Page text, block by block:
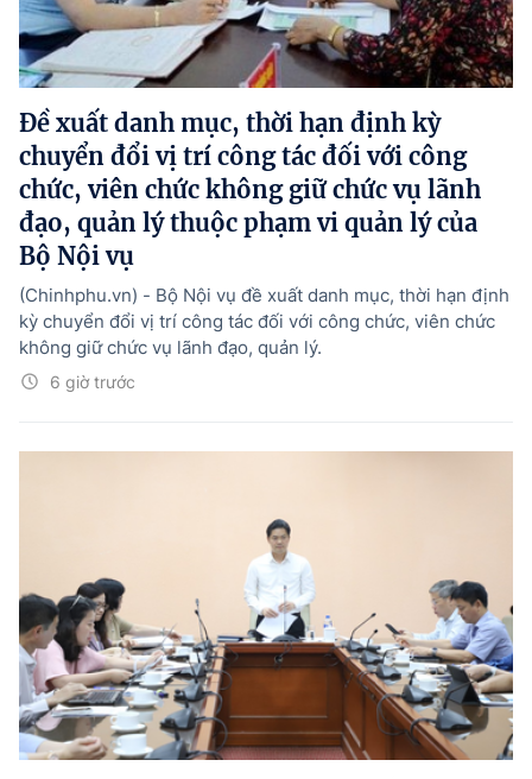
Đề xuất danh mục, thời hạn định kỳ
chuyển đổi vị trí công tác đối với công
chức, viên chức không giữ chức vụ lãnh
đạo, quản lý thuộc phạm vi quản lý của
Bộ Nội vụ
6 giờ trước
(Chinhphu.vn) - Bộ Nội vụ đề xuất danh mục, thời hạn định
kỳ chuyển đổi vị trí công tác đối với công chức, viên chức
không giữ chức vụ lãnh đạo, quản lý.